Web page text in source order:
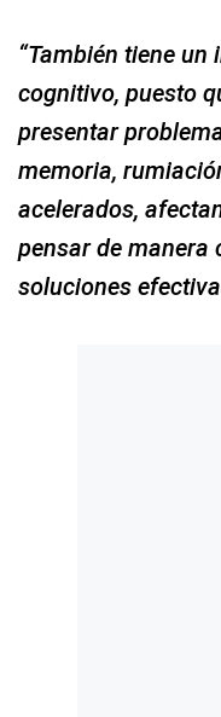
“También tiene
cognitivo, puesto
presentar
memoria,
acelerados,
pensar de manera
soluciones